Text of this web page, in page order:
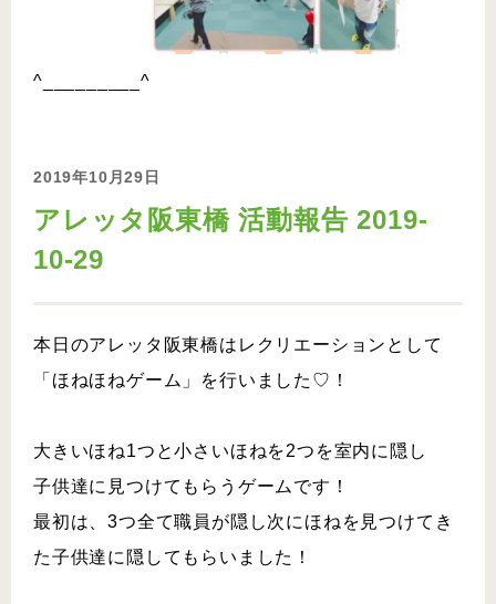
^_________^
2019年10月29日
アレッタ阪東橋 活動報告 2019-
10-29
本日のアレッタ阪東橋はレクリエーションとして
「ほねほねゲーム」を行いました♡！
大きいほね1つと小さいほねを2つを室内に隠し
子供達に見つけてもらうゲームです！
最初は、3つ全て職員が隠し次にほねを見つけてき
た子供達に隠してもらいました！